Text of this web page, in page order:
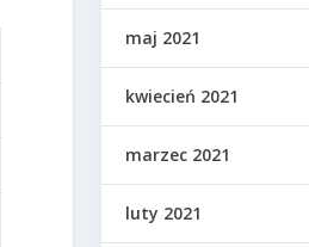
maj 2021
kwiecień 2021
marzec 2021
luty 2021